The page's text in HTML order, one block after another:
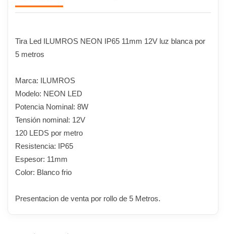
Tira Led ILUMROS NEON IP65 11mm 12V luz blanca por
5 metros
Marca: ILUMROS
Modelo: NEON LED
Potencia Nominal: 8W
Tensión nominal: 12V
120 LEDS por metro
Resistencia: IP65
Espesor: 11mm
Color: Blanco frio
Presentacion de venta por rollo de 5 Metros.